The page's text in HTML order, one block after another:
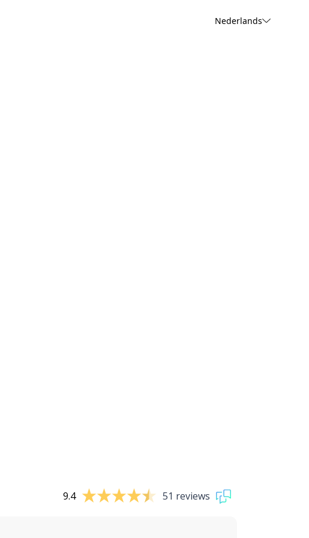
Nederlands
9.4 51 reviews